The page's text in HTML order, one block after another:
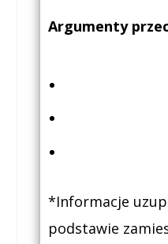
Argumenty
*Informacje
podstawie